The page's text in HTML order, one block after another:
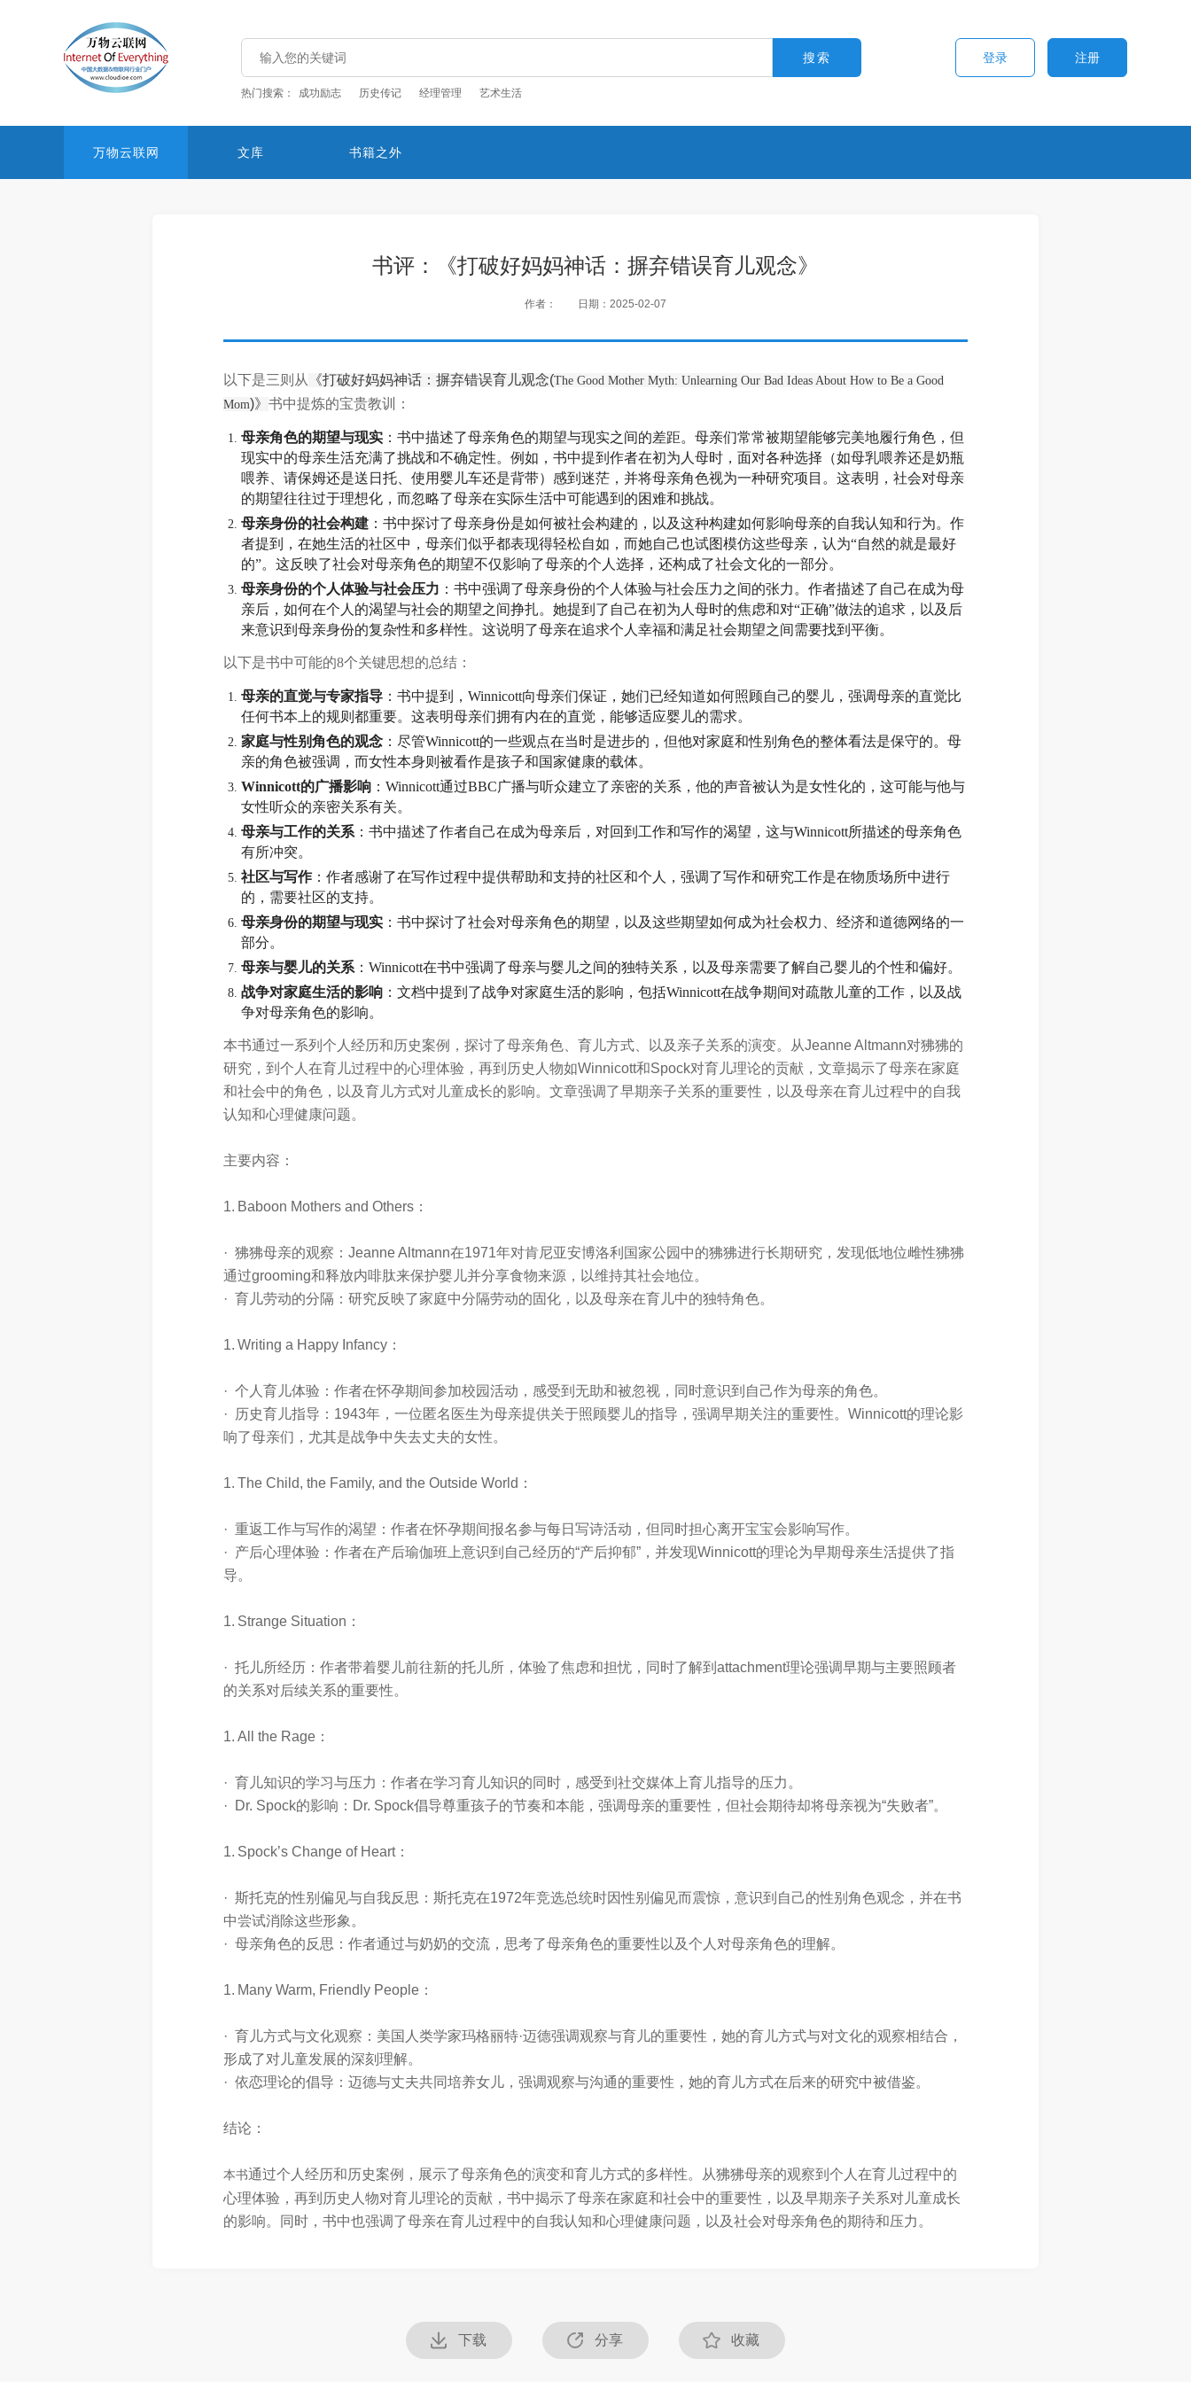
热门搜索： 成功励志 历史传记 经理管理 艺术生活
登录 注册
万物云联网 文库 书籍之外
书评：《打破好妈妈神话：摒弃错误育儿观念》
作者： 日期：2025-02-07
以下是三则从 《打破好妈妈神话：摒弃错误育儿观念(The Good Mother Myth: Unlearning Our Bad Ideas About How to Be a Good
Mom)》 书中提炼的宝贵教训：
母亲角色的期望与现实 ：书中描述了母亲角色的期望与现实之间的差距。母亲们常常被期望能够完美地履行角色，但
现实中的母亲生活充满了挑战和不确定性。例如，书中提到作者在初为人母时，面对各种选择（如母乳喂养还是奶瓶
喂养、请保姆还是送日托、使用婴儿车还是背带）感到迷茫，并将母亲角色视为一种研究项目。这表明，社会对母亲
的期望往往过于理想化，而忽略了母亲在实际生活中可能遇到的困难和挑战。
母亲身份的社会构建 ：书中探讨了母亲身份是如何被社会构建的，以及这种构建如何影响母亲的自我认知和行为。作
者提到，在她生活的社区中，母亲们似乎都表现得轻松自如，而她自己也试图模仿这些母亲，认为“自然的就是最好
的”。这反映了社会对母亲角色的期望不仅影响了母亲的个人选择，还构成了社会文化的一部分。
母亲身份的个人体验与社会压力 ：书中强调了母亲身份的个人体验与社会压力之间的张力。作者描述了自己在成为母
亲后，如何在个人的渴望与社会的期望之间挣扎。她提到了自己在初为人母时的焦虑和对“正确”做法的追求，以及后
来意识到母亲身份的复杂性和多样性。这说明了母亲在追求个人幸福和满足社会期望之间需要找到平衡。
以下是书中可能的8个关键思想的总结：
母亲的直觉与专家指导 ：书中提到，Winnicott向母亲们保证，她们已经知道如何照顾自己的婴儿，强调母亲的直觉比
任何书本上的规则都重要。这表明母亲们拥有内在的直觉，能够适应婴儿的需求。
家庭与性别角色的观念 ：尽管Winnicott的一些观点在当时是进步的，但他对家庭和性别角色的整体看法是保守的。母
亲的角色被强调，而女性本身则被看作是孩子和国家健康的载体。
Winnicott的广播影响 ：Winnicott通过BBC广播与听众建立了亲密的关系，他的声音被认为是女性化的，这可能与他与
女性听众的亲密关系有关。
母亲与工作的关系 ：书中描述了作者自己在成为母亲后，对回到工作和写作的渴望，这与Winnicott所描述的母亲角色
有所冲突。
社区与写作：作者感谢了在写作过程中提供帮助和支持的社区和个人，强调了写作和研究工作是在物质场所中进行
的，需要社区的支持。
母亲身份的期望与现实 ：书中探讨了社会对母亲角色的期望，以及这些期望如何成为社会权力、经济和道德网络的一
部分。
母亲与婴儿的关系 ：Winnicott在书中强调了母亲与婴儿之间的独特关系，以及母亲需要了解自己婴儿的个性和偏好。
战争对家庭生活的影响 ：文档中提到了战争对家庭生活的影响，包括Winnicott在战争期间对疏散儿童的工作，以及战
争对母亲角色的影响。
本书通过一系列个人经历和历史案例，探讨了母亲角色、育儿方式、以及亲子关系的演变。从Jeanne Altmann对狒狒的
研究，到个人在育儿过程中的心理体验，再到历史人物如Winnicott和Spock对育儿理论的贡献，文章揭示了母亲在家庭
和社会中的角色，以及育儿方式对儿童成长的影响。文章强调了早期亲子关系的重要性，以及母亲在育儿过程中的自我
认知和心理健康问题。
主要内容：
1. Baboon Mothers and Others：
· 狒狒母亲的观察：Jeanne Altmann在1971年对肯尼亚安博洛利国家公园中的狒狒进行长期研究，发现低地位雌性狒狒
通过grooming和释放内啡肽来保护婴儿并分享食物来源，以维持其社会地位。
· 育儿劳动的分隔：研究反映了家庭中分隔劳动的固化，以及母亲在育儿中的独特角色。
1. Writing a Happy Infancy：
· 个人育儿体验：作者在怀孕期间参加校园活动，感受到无助和被忽视，同时意识到自己作为母亲的角色。
· 历史育儿指导：1943年，一位匿名医生为母亲提供关于照顾婴儿的指导，强调早期关注的重要性。Winnicott的理论影
响了母亲们，尤其是战争中失去丈夫的女性。
1. The Child, the Family, and the Outside World：
· 重返工作与写作的渴望：作者在怀孕期间报名参与每日写诗活动，但同时担心离开宝宝会影响写作。
· 产后心理体验：作者在产后瑜伽班上意识到自己经历的“产后抑郁”，并发现Winnicott的理论为早期母亲生活提供了指
导。
1. Strange Situation：
· 托儿所经历：作者带着婴儿前往新的托儿所，体验了焦虑和担忧，同时了解到attachment理论强调早期与主要照顾者
的关系对后续关系的重要性。
1. All the Rage：
· 育儿知识的学习与压力：作者在学习育儿知识的同时，感受到社交媒体上育儿指导的压力。
· Dr. Spock的影响：Dr. Spock倡导尊重孩子的节奏和本能，强调母亲的重要性，但社会期待却将母亲视为“失败者”。
1. Spock’s Change of Heart：
· 斯托克的性别偏见与自我反思：斯托克在1972年竞选总统时因性别偏见而震惊，意识到自己的性别角色观念，并在书
中尝试消除这些形象。
· 母亲角色的反思：作者通过与奶奶的交流，思考了母亲角色的重要性以及个人对母亲角色的理解。
1. Many Warm, Friendly People：
· 育儿方式与文化观察：美国人类学家玛格丽特·迈德强调观察与育儿的重要性，她的育儿方式与对文化的观察相结合，
形成了对儿童发展的深刻理解。
· 依恋理论的倡导：迈德与丈夫共同培养女儿，强调观察与沟通的重要性，她的育儿方式在后来的研究中被借鉴。
结论：
本书通过个人经历和历史案例，展示了母亲角色的演变和育儿方式的多样性。从狒狒母亲的观察到个人在育儿过程中的
心理体验，再到历史人物对育儿理论的贡献，书中揭示了母亲在家庭和社会中的重要性，以及早期亲子关系对儿童成长
的影响。同时，书中也强调了母亲在育儿过程中的自我认知和心理健康问题，以及社会对母亲角色的期待和压力。
下载 分享 收藏